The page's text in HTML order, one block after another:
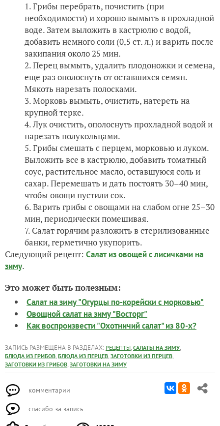
Грибы перебрать, почистить (при
необходимости) и хорошо вымыть в прохладной
воде. Затем выложить в кастрюлю с водой,
добавить немного соли (0,5 ст. л.) и варить после
закипания около 25 мин.
Перец вымыть, удалить плодоножки и семена,
еще раз ополоснуть от оставшихся семян.
Мякоть нарезать полосками.
Морковь вымыть, очистить, натереть на
крупной терке.
Лук очистить, ополоснуть прохладной водой и
нарезать полукольцами.
Грибы смешать с перцем, морковью и луком.
Выложить все в кастрюлю, добавить томатный
соус, растительное масло, оставшуюся соль и
сахар. Перемешать и дать постоять 30–40 мин,
чтобы овощи пустили сок.
Варить грибы с овощами на слабом огне 25–30
мин, периодически помешивая.
Салат горячим разложить в стерилизованные
банки, герметично укупорить.
Следующий рецепт: Салат из овощей с лисичками на
зиму.
Это может быть полезным:
Салат на зиму "Огурцы по-корейски с морковью"
Овощной салат на зиму "Восторг"
Как воспроизвести "Охотничий салат" из 80-х?
ЗАПИСЬ РАЗМЕЩЕНА В РАЗДЕЛАХ: РЕЦЕПТЫ, САЛАТЫ НА ЗИМУ,
БЛЮДА ИЗ ГРИБОВ, БЛЮДА ИЗ ПЕРЦЕВ, ЗАГОТОВКИ ИЗ ПЕРЦЕВ,
ЗАГОТОВКИ ИЗ ГРИБОВ, ЗАГОТОВКИ НА ЗИМУ
комментарии
спасибо за запись